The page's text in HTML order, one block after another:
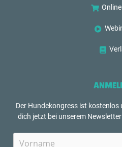
Der Hundekongress ist
dich jetzt bei unserem